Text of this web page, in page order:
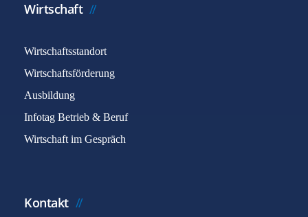
Wirtschaft
Wirtschaftsstandort
Wirtschaftsförderung
Ausbildung
Infotag Betrieb & Beruf
Wirtschaft im Gespräch
Kontakt